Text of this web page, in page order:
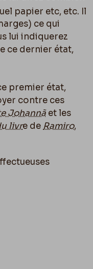
papier etc, etc. Il
ce qui
lui indiquerez
ce dernier état,
premier état,
contre ces
Johannãet les
livre de Ramiro,